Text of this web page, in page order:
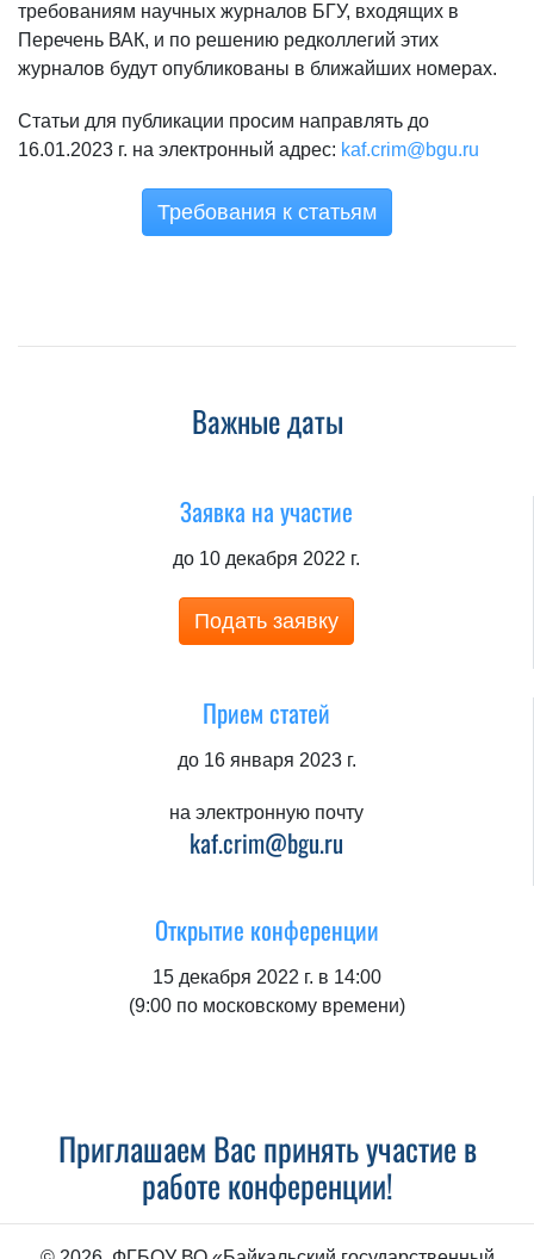
требованиям научных журналов БГУ, входящих в
Перечень ВАК, и по решению редколлегий этих
журналов будут опубликованы в ближайших номерах.
Статьи для публикации просим направлять до
16.01.2023 г. на электронный адрес: kaf.crim@bgu.ru
Требования к статьям
Важные даты
Заявка на участие
до 10 декабря 2022 г.
Подать заявку
Прием статей
до 16 января 2023 г.
на электронную почту
kaf.crim@bgu.ru
Открытие конференции
15 декабря 2022 г. в 14:00
(9:00 по московскому времени)
Приглашаем Вас принять участие в
работе конференции!